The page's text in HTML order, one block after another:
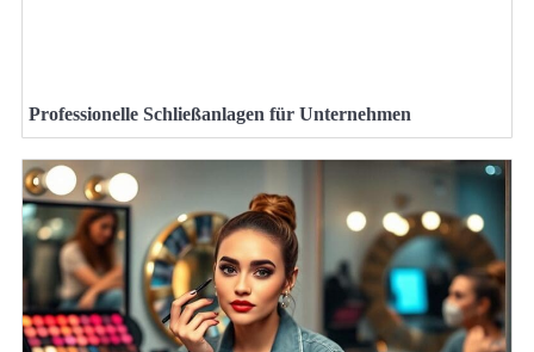
Professionelle Schließanlagen für Unternehmen